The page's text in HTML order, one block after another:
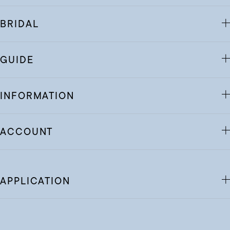
BRIDAL
GUIDE
INFORMATION
ACCOUNT
APPLICATION